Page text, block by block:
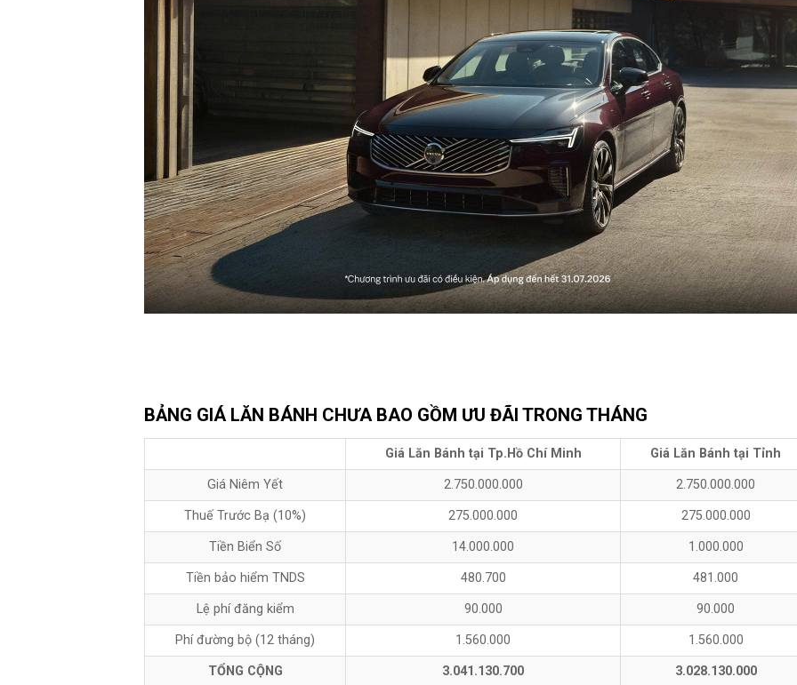
BẢNG GIÁ LĂN BÁNH CHƯA BAO GỒM ƯU ĐÃI TRONG THÁNG
Giá Lăn Bánh tại Tp.Hồ Chí Minh Giá Lăn Bánh tại Tỉnh
Giá Niêm Yết 2.750.000.000 2.750.000.000
Thuế Trước Bạ (10%) 275.000.000 275.000.000
Tiền Biển Số 14.000.000 1.000.000
Tiền bảo hiểm TNDS 480.700 481.000
Lệ phí đăng kiểm 90.000 90.000
Phí đường bộ (12 tháng) 1.560.000 1.560.000
TỔNG CỘNG 3.041.130.700 3.028.130.000